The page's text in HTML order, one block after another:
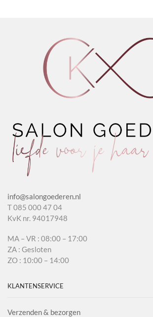
info@salongoederen.nl
T 085 000 47 04
KvK nr. 94017948
MA – VR : 08:00 – 17:00
ZA : Gesloten
ZO : 10:00 – 14:00
KLANTENSERVICE
Verzenden & bezorgen